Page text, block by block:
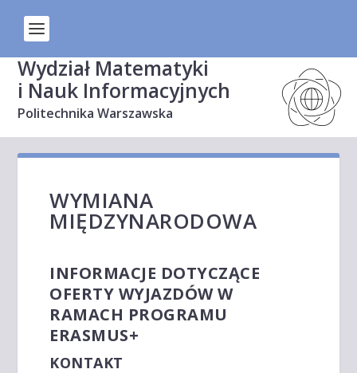
Wydział Matematyki
i Nauk Informacyjnych
Politechnika Warszawska
WYMIANA
MIĘDZYNARODOWA
INFORMACJE DOTYCZĄCE
OFERTY WYJAZDÓW W
RAMACH PROGRAMU
ERASMUS+
KONTAKT